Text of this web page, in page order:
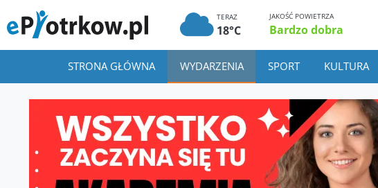
TERAZ
18°C
JAKOŚĆ POWIETRZA
Bardzo dobra
STRONA GŁÓWNA WYDARZENIA SPORT KULTURA